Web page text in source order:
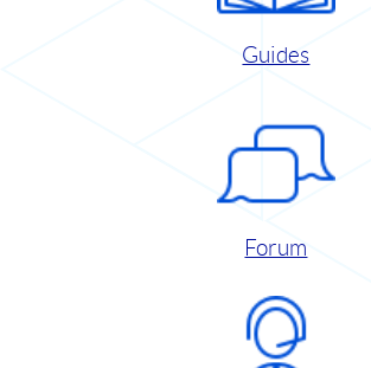
Guides
Forum